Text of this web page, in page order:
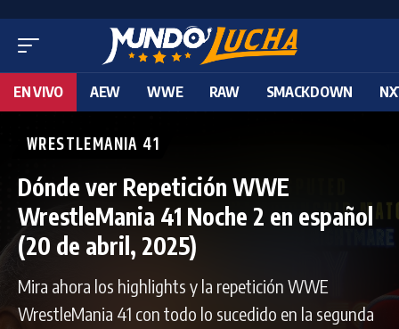
EN VIVO AEW WWE RAW SMACKDOWN
WRESTLEMANIA 41
Dónde ver Repetición WWE
WrestleMania 41 Noche 2 en español
(20 de abril, 2025)
Mira ahora los highlights y la repetición WWE
WrestleMania 41 con todo lo sucedido en la segunda